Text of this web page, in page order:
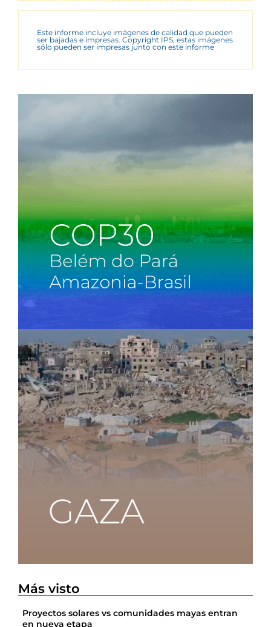
Este informe incluye imágenes de calidad que pueden
ser bajadas e impresas. Copyright IPS, estas imágenes
sólo pueden ser impresas junto con este informe
Más visto
Proyectos solares vs comunidades mayas entran
en nueva etapa